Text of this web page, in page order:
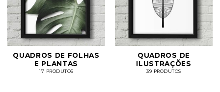
QUADROS DE FOLHAS
E PLANTAS
17 PRODUTOS
QUADROS DE
ILUSTRAÇÕES
39 PRODUTOS